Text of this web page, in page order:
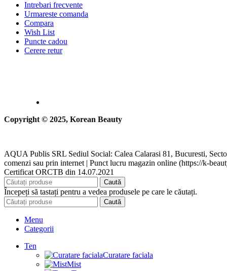
Intrebari frecvente
Urmareste comanda
Compara
Wish List
Puncte cadou
Cerere retur
Copyright © 2025, Korean Beauty
AQUA Publis SRL Sediul Social: Calea Calarasi 81, Bucuresti,
comenzi sau prin internet | Punct lucru magazin online (https://k-
Certificat ORCTB din 14.07.2021
Caută
Începeți să tastați pentru a vedea produsele pe care le căutați.
Caută
Menu
Categorii
Ten
Curatare faciala
Mist